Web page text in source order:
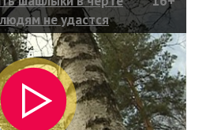
не удастся